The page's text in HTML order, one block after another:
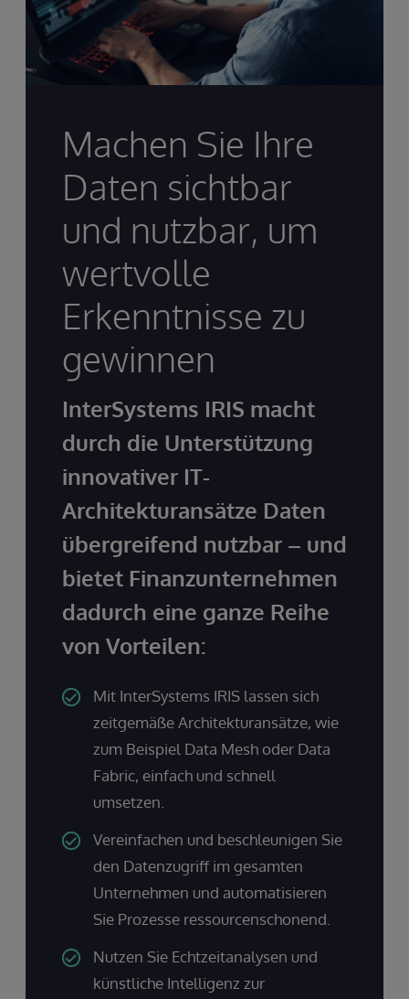
Machen Sie Ihre
Daten sichtbar
und nutzbar, um
wertvolle
Erkenntnisse zu
gewinnen
InterSystems IRIS macht
durch die Unterstützung
innovativer IT-
Architekturansätze Daten
übergreifend nutzbar – und
bietet Finanzunternehmen
dadurch eine ganze Reihe
von Vorteilen:
Mit InterSystems IRIS lassen sich
zeitgemäße Architekturansätze, wie
zum Beispiel Data Mesh oder Data
Fabric, einfach und schnell
umsetzen.
Vereinfachen und beschleunigen Sie
den Datenzugriff im gesamten
Unternehmen und automatisieren
Sie Prozesse ressourcenschonend.
Nutzen Sie Echtzeitanalysen und
künstliche Intelligenz zur